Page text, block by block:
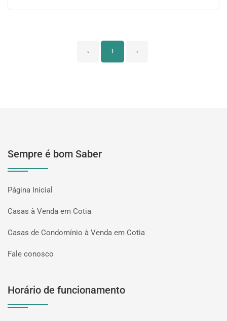
‹ 1 ›
Sempre é bom Saber
Página Inicial
Casas à Venda em Cotia
Casas de Condomínio à Venda em Cotia
Fale conosco
Horário de funcionamento